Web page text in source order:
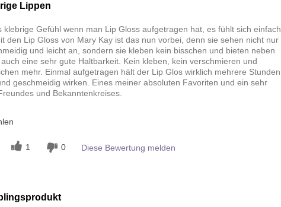
Lippen
Gefühl wenn man Lip Gloss aufgetragen hat, es fühlt sich einfach
den Lip Gloss von Mary Kay ist das nun vorbei, denn sie sehen nicht nur
und leicht an, sondern sie kleben kein bisschen und bieten neben
eine sehr gute Haltbarkeit. Kein kleben, kein verschmieren und
mehr. Einmal aufgetragen hält der Lip Glos wirklich mehrere Stunden
geschmeidig wirken. Eines meiner absoluten Favoriten und ein sehr
und Bekanntenkreises.
1 0 Diese Bewertung melden